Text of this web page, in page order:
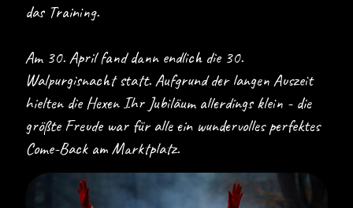
das Training.
Am 30. April fand dann endlich die 30.
Walpurgisnacht statt. Aufgrund der langen Auszeit
hielten die Hexen Ihr Jubiläum allerdings klein - die
größte Freude war für alle ein wundervolles perfektes
Come-Back am Marktplatz.